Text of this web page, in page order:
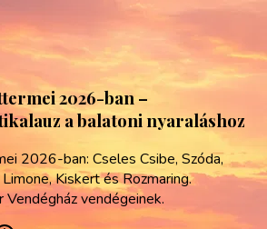
2026-ban –
a balatoni nyaraláshoz
2026-ban: Cseles Csibe, Szóda,
Kiskert és Rozmaring.
vendégeinek.